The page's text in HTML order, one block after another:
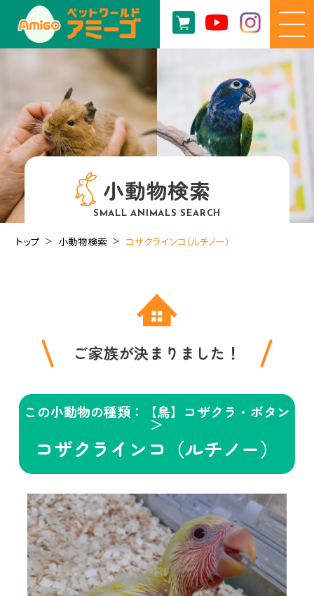
小動物検索
SMALL ANIMALS SEARCH
トップ 小動物検索 コザクラインコ（ルチノー）
ご家族が決まりました！
この小動物の種類：【鳥】コザクラ・ボタン
＞
コザクラインコ（ルチノー）